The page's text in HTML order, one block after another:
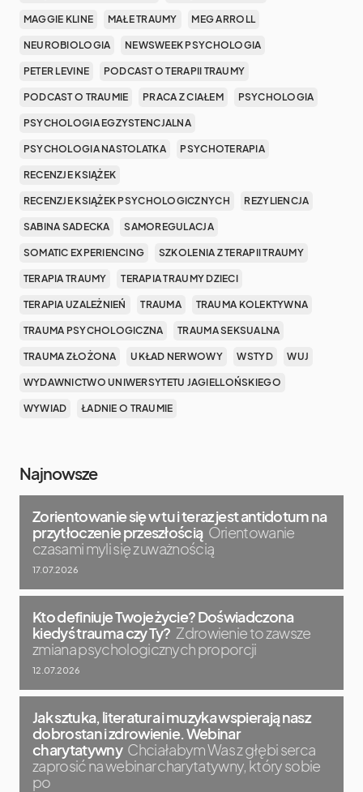
MAGGIE KLINE MAŁE TRAUMY MEG ARROLL
NEUROBIOLOGIA NEWSWEEK PSYCHOLOGIA
PETER LEVINE PODCAST O TERAPII TRAUMY
PODCAST O TRAUMIE PRACA Z CIAŁEM PSYCHOLOGIA
PSYCHOLOGIA EGZYSTENCJALNA
PSYCHOLOGIA NASTOLATKA PSYCHOTERAPIA
RECENZJE KSIĄŻEK
RECENZJE KSIĄŻEK PSYCHOLOGICZNYCH REZYLIENCJA
SABINA SADECKA SAMOREGULACJA
SOMATIC EXPERIENCING SZKOLENIA Z TERAPII TRAUMY
TERAPIA TRAUMY TERAPIA TRAUMY DZIECI
TERAPIA UZALEŻNIEŃ TRAUMA TRAUMA KOLEKTYWNA
TRAUMA PSYCHOLOGICZNA TRAUMA SEKSUALNA
TRAUMA ZŁOŻONA UKŁAD NERWOWY WSTYD WUJ
WYDAWNICTWO UNIWERSYTETU JAGIELLOŃSKIEGO
WYWIAD ŁADNIE O TRAUMIE
Najnowsze
Zorientowanie się w tu i teraz jest antidotum na
przytłoczenie przeszłością Orientowanie
czasami myli się z uważnością
17.07.2026
Kto definiuje Twoje życie? Doświadczona
kiedyś trauma czy Ty? Zdrowienie to zawsze
zmiana psychologicznych proporcji
12.07.2026
Jak sztuka, literatura i muzyka wspierają nasz
dobrostan i zdrowienie. Webinar
charytatywny Chciałabym Was z głębi serca
zaprosić na webinar charytatywny, który sobie
po